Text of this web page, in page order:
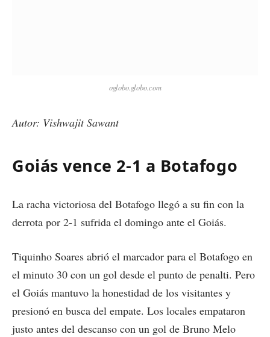
oglobo.globo.com
Autor: Vishwajit Sawant
Goiás vence 2-1 a Botafogo
La racha victoriosa del Botafogo llegó a su fin con la
derrota por 2-1 sufrida el domingo ante el Goiás.
Tiquinho Soares abrió el marcador para el Botafogo en
el minuto 30 con un gol desde el punto de penalti. Pero
el Goiás mantuvo la honestidad de los visitantes y
presionó en busca del empate. Los locales empataron
justo antes del descanso con un gol de Bruno Melo